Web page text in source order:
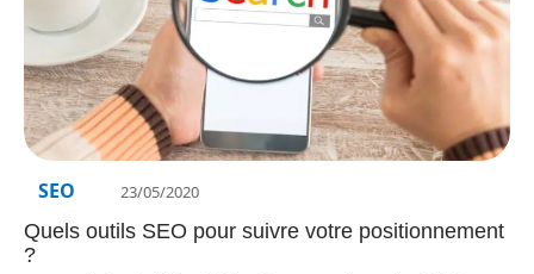
SEO 23/05/2020
Quels outils SEO pour suivre votre positionnement
?